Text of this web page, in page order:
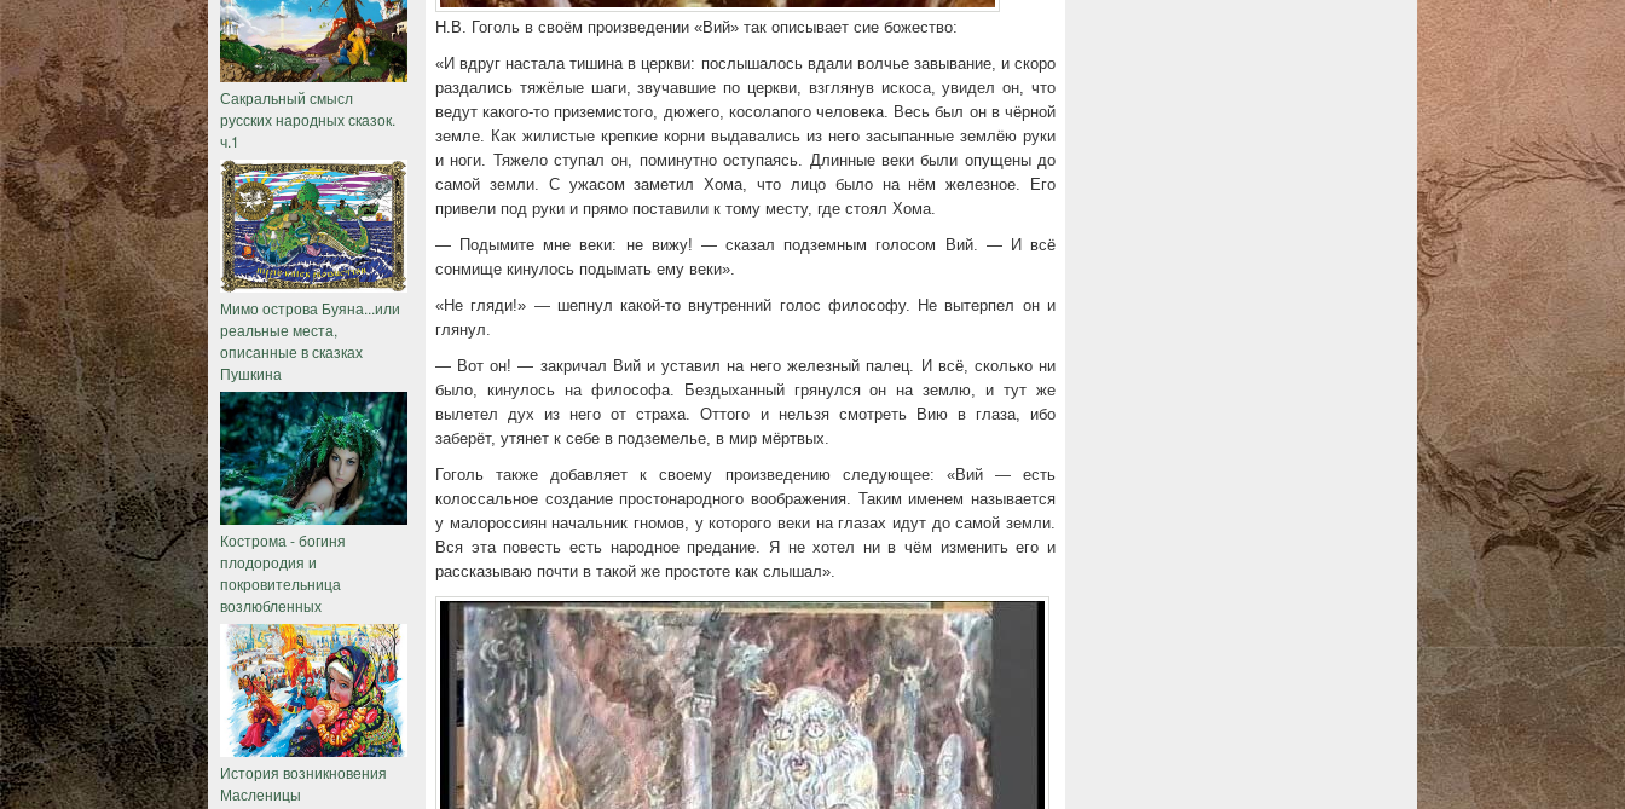
Сакральный смысл
русских народных сказок.
ч.1
Мимо острова Буяна...или
реальные места,
описанные в сказках
Пушкина
Кострома - богиня
плодородия и
покровительница
возлюбленных
История возникновения
Масленицы
Н.В. Гоголь в своём произведении «Вий» так описывает сие божество:
«И вдруг настала тишина в церкви: послышалось вдали волчье завывание, и скоро
раздались тяжёлые шаги, звучавшие по церкви, взглянув искоса, увидел он, что
ведут какого-то приземистого, дюжего, косолапого человека. Весь был он в чёрной
земле. Как жилистые крепкие корни выдавались из него засыпанные землёю руки
и ноги. Тяжело ступал он, поминутно оступаясь. Длинные веки были опущены до
самой земли. С ужасом заметил Хома, что лицо было на нём железное. Его
привели под руки и прямо поставили к тому месту, где стоял Хома.
— Подымите мне веки: не вижу! — сказал подземным голосом Вий. — И всё
сонмище кинулось подымать ему веки».
«Не гляди!» — шепнул какой-то внутренний голос философу. Не вытерпел он и
глянул.
— Вот он! — закричал Вий и уставил на него железный палец. И всё, сколько ни
было, кинулось на философа. Бездыханный грянулся он на землю, и тут же
вылетел дух из него от страха. Оттого и нельзя смотреть Вию в глаза, ибо
заберёт, утянет к себе в подземелье, в мир мёртвых.
Гоголь также добавляет к своему произведению следующее: «Вий — есть
колоссальное создание простонародного воображения. Таким именем называется
у малороссиян начальник гномов, у которого веки на глазах идут до самой земли.
Вся эта повесть есть народное предание. Я не хотел ни в чём изменить его и
рассказываю почти в такой же простоте как слышал».